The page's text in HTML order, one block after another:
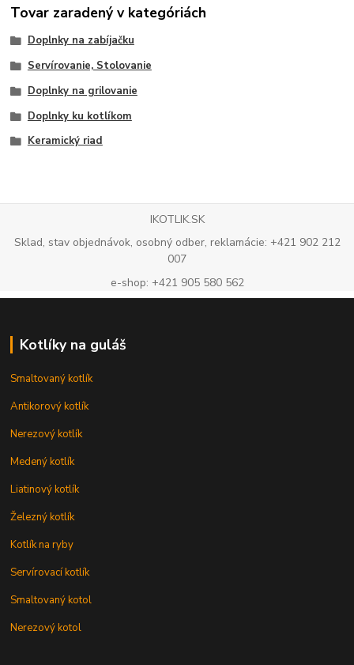
Tovar zaradený v kategóriách
Doplnky na zabíjačku
Servírovanie, Stolovanie
Doplnky na grilovanie
Doplnky ku kotlíkom
Keramický riad
IKOTLIK.SK
Sklad, stav objednávok, osobný odber, reklamácie: +421 902 212
007
e-shop: +421 905 580 562
Kotlíky na guláš
Smaltovaný kotlík
Antikorový kotlík
Nerezový kotlík
Medený kotlík
Liatinový kotlík
Železný kotlík
Kotlík na ryby
Servírovací kotlík
Smaltovaný kotol
Nerezový kotol